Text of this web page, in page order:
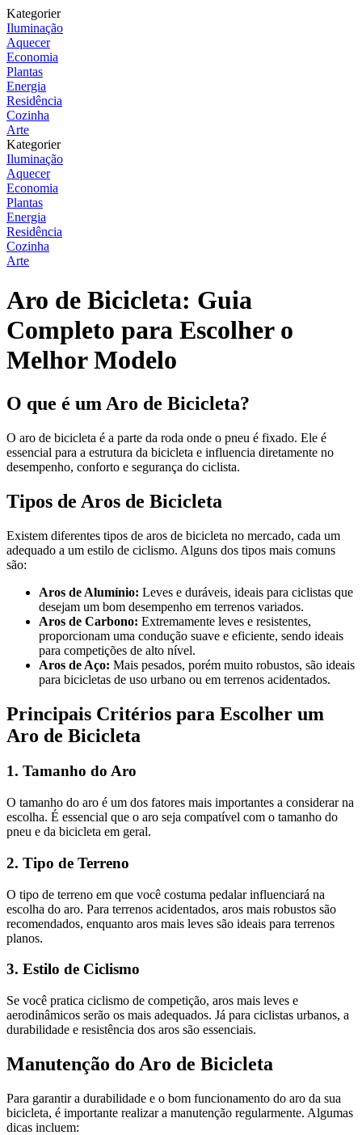
Kategorier
Iluminação
Aquecer
Economia
Plantas
Energia
Residência
Cozinha
Arte
Kategorier
Iluminação
Aquecer
Economia
Plantas
Energia
Residência
Cozinha
Arte
Aro de Bicicleta: Guia
Completo para Escolher o
Melhor Modelo
O que é um Aro de Bicicleta?
O aro de bicicleta é a parte da roda onde o pneu é fixado. Ele é
essencial para a estrutura da bicicleta e influencia diretamente no
desempenho, conforto e segurança do ciclista.
Tipos de Aros de Bicicleta
Existem diferentes tipos de aros de bicicleta no mercado, cada um
adequado a um estilo de ciclismo. Alguns dos tipos mais comuns
são:
Aros de Alumínio: Leves e duráveis, ideais para ciclistas que
desejam um bom desempenho em terrenos variados.
Aros de Carbono: Extremamente leves e resistentes,
proporcionam uma condução suave e eficiente, sendo ideais
para competições de alto nível.
Aros de Aço: Mais pesados, porém muito robustos, são ideais
para bicicletas de uso urbano ou em terrenos acidentados.
Principais Critérios para Escolher um
Aro de Bicicleta
1. Tamanho do Aro
O tamanho do aro é um dos fatores mais importantes a considerar na
escolha. É essencial que o aro seja compatível com o tamanho do
pneu e da bicicleta em geral.
2. Tipo de Terreno
O tipo de terreno em que você costuma pedalar influenciará na
escolha do aro. Para terrenos acidentados, aros mais robustos são
recomendados, enquanto aros mais leves são ideais para terrenos
planos.
3. Estilo de Ciclismo
Se você pratica ciclismo de competição, aros mais leves e
aerodinâmicos serão os mais adequados. Já para ciclistas urbanos, a
durabilidade e resistência dos aros são essenciais.
Manutenção do Aro de Bicicleta
Para garantir a durabilidade e o bom funcionamento do aro da sua
bicicleta, é importante realizar a manutenção regularmente. Algumas
dicas incluem: